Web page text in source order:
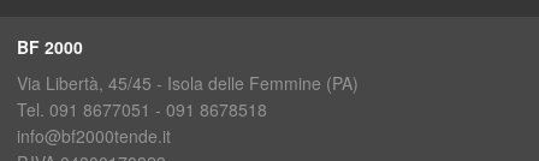
BF 2000
Via Libertà, 45/45 - Isola delle Femmine (PA)
Tel. 091 8677051 - 091 8678518
info@bf2000tende.it